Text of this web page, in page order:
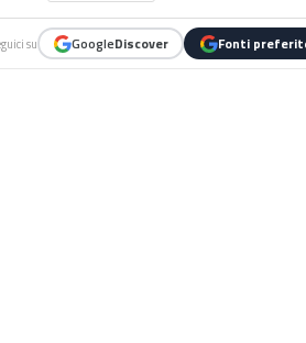
su GoogleDiscover Fonti